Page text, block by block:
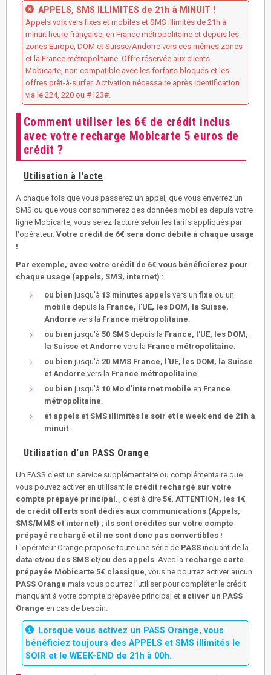
APPELS, SMS ILLIMITES de 21h à MINUIT !
Appels voix vers fixes et mobiles et SMS illimités de 21h à
minuit heure française, en France métropolitaine et depuis les
zones Europe, DOM et Suisse/Andorre vers ces mêmes zones
et la France métropolitaine. Offre réservée aux clients
Mobicarte, non compatible avec les forfaits bloqués et les
offres prêt-à-surfer. Activation nécessaire après identification
via le 224, 220 ou #123#.
Comment utiliser les 6€ de crédit inclus
avec votre recharge Mobicarte 5 euros de
crédit ?
Utilisation à l'acte
A chaque fois que vous passerez un appel, que vous enverrez un
SMS ou que vous consommerez des données mobiles depuis votre
ligne Mobicarte, vous serez facturé selon les tarifs appliqués par
l'opérateur. Votre crédit de 6€ sera donc débité à chaque usage
!
Par exemple, avec votre crédit de 6€ vous bénéficierez pour
chaque usage (appels, SMS, internet) :
ou bien jusqu'à 13 minutes appels vers un fixe ou un
mobile depuis la France, l'UE, les DOM, la Suisse,
Andorre vers la France métropolitaine
ou bien jusqu'à 50 SMS depuis la France, l'UE, les DOM,
la Suisse et Andorre vers la France métropolitaine
ou bien jusqu'à 20 MMS France, l'UE, les DOM, la Suisse
et Andorre vers la France métropolitaine
ou bien jusqu'à 10 Mo d'internet mobile en France
métropolitaine
et appels et SMS illimités le soir et le week end de 21h à
minuit
Utilisation d'un PASS Orange
Un PASS c'est un service supplémentaire ou complémentaire que
vous pouvez activer en utilisant le crédit rechargé sur votre
compte prépayé principal . , c'est à dire 5€ ATTENTION, les 1€
de crédit offerts sont dédiés aux communications (Appels,
SMS/MMS et internet) ; ils sont crédités sur votre compte
prépayé rechargé et il ne sont donc pas convertibles !
L'opérateur Orange propose toute une série de PASS incluant de la
data et/ou des SMS et/ou des appels . Avec la recharge carte
prépayée Mobicarte 5€ classique , vous ne pourrez activer aucun
PASS Orange mais vous pourrez l'utiliser pour compléter le crédit
manquant à votre compte prépayée principal et activer un PASS
Orange en cas de besoin.
Lorsque vous activez un PASS Orange, vous
bénéficiez toujours des APPELS et SMS illimités le
SOIR et le WEEK-END de 21h à 00h.